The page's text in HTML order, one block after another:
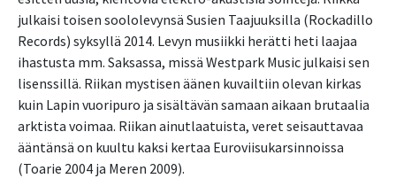
julkaisi toisen soololevynsä Susien Taajuuksilla (Rockadillo
Records) syksyllä 2014. Levyn musiikki herätti heti laajaa
ihastusta mm. Saksassa, missä Westpark Music julkaisi sen
lisenssillä. Riikan mystisen äänen kuvailtiin olevan kirkas
kuin Lapin vuoripuro ja sisältävän samaan aikaan brutaalia
arktista voimaa. Riikan ainutlaatuista, veret seisauttavaa
ääntänsä on kuultu kaksi kertaa Euroviisukarsinnoissa
(Toarie 2004 ja Meren 2009).